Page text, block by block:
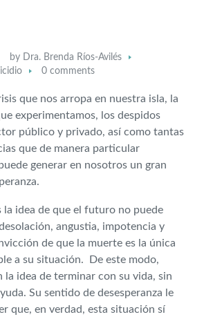
by
Dra. Brenda Ríos-Avilés
0 comments
que nos arropa en nuestra isla, la
experimentamos, los despidos
público y privado, así como tantas
que de manera particular
generar en nosotros un gran
la idea de que el futuro no puede
angustia, impotencia y
de que la muerte es la única
a su situación. De este modo,
la idea de terminar con su vida, sin
Su sentido de desesperanza le
que, en verdad, esta situación sí